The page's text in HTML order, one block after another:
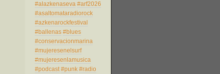
#alazkenaseva #arf2026
#asaltomataradiorock
#azkenarockfestival
#ballenas #blues
#conservacionmarina
#mujeresenelsurf
#mujeresenlamusica
#podcast #punk #radio